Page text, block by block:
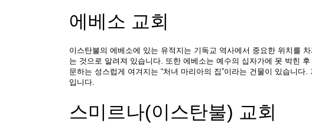
에베소 교회
이스탄불의 에베소에 있는 유적지는 기독교 역사에서 중요한 위치를
는 것으로 알려져 있습니다. 또한 에베소는 예수의 십자가에 못 박힌
문하는 성스럽게 여겨지는 “처녀 마리아의 집”이라는 건물이 있습니
입니다.
스미르나(이스탄불) 교회